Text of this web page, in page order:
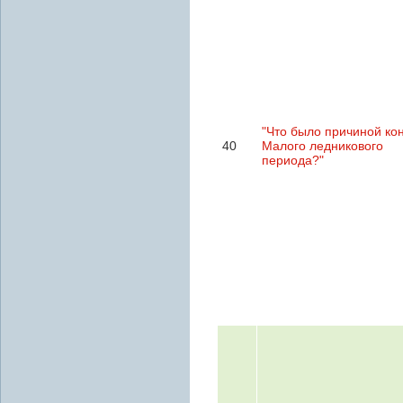
40
"Что было причиной
Малого ледникового
периода?"